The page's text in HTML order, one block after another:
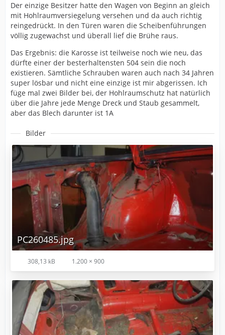
Der einzige Besitzer hatte den Wagen von Beginn an gleich
mit Hohlraumversiegelung versehen und da auch richtig
reingedrückt. In den Türen waren die Scheibenführungen
völlig zugewachst und überall lief die Brühe raus.
Das Ergebnis: die Karosse ist teilweise noch wie neu, das
dürfte einer der besterhaltensten 504 sein die noch
existieren. Sämtliche Schrauben waren auch nach 34 Jahren
super lösbar und nicht eine einzige ist mir abgerissen. Ich
füge mal zwei Bilder bei, der Hohlraumschutz hat natürlich
über die Jahre jede Menge Dreck und Staub gesammelt,
aber das Blech darunter ist 1A
Bilder
PC260485.jpg
308,13 kB 1.200 × 900